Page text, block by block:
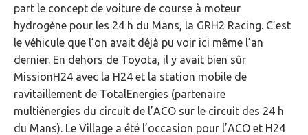
part le concept de voiture de course à moteur
hydrogène pour les 24 h du Mans, la GRH2 Racing. C’est
le véhicule que l’on avait déjà pu voir ici même l’an
dernier. En dehors de Toyota, il y avait bien sûr
MissionH24 avec la H24 et la station mobile de
ravitaillement de TotalEnergies (partenaire
multiénergies du circuit de l’ACO sur le circuit des 24 h
du Mans). Le Village a été l’occasion pour l’ACO et H24